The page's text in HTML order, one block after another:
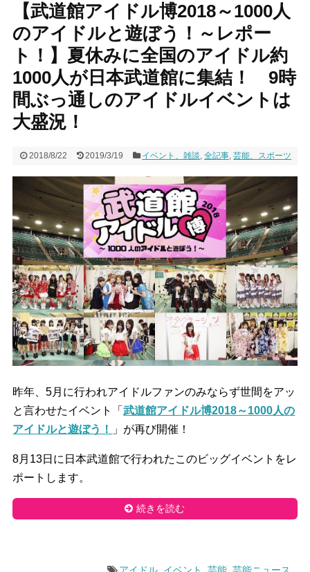
【武道館アイドル博2018～1000人
のアイドルと遊ぼう！～レポー
ト！】夏休みに全国のアイドル約
1000人が日本武道館に集結！ 9時
間ぶっ通しのアイドルイベントは
大盛況！
2018/8/22 2019/3/19 イベント、雑談,全記事,芸能、スポーツ
昨年、5月に行われアイドルファンのみならず世間をアッ
と言わせたイベント「武道館アイドル博2018～1000人の
アイドルと遊ぼう！
」が再び開催！
8月13日に日本武道館で行われたこのビッグイベントをレ
ポートします。
続きを読む